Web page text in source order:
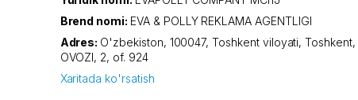
Brend nomi: EVA & POLLY REKLAMA AGENTLIGI
Adres: O'zbekiston, 100047,Toshkent viloyati,Toshkent,
OVOZI, 2, of. 924
Xaritada ko'rsatish